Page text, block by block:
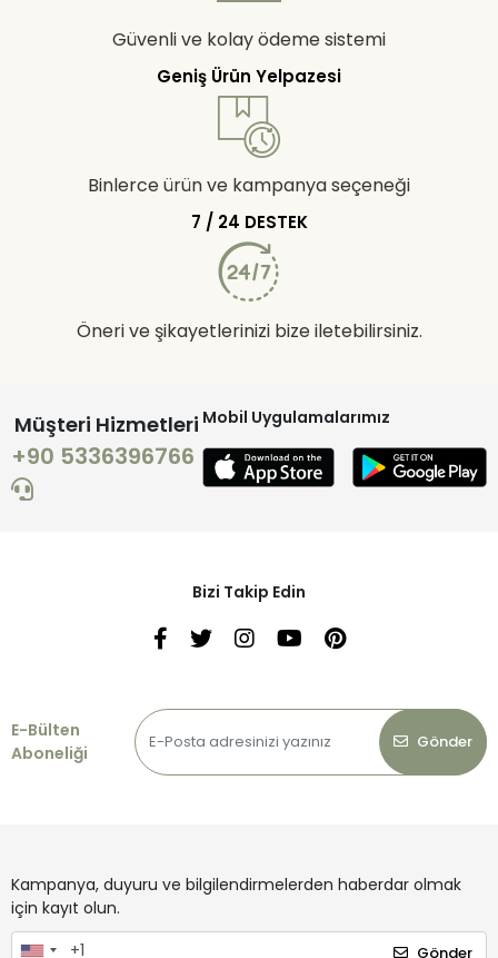
Güvenli ve kolay ödeme sistemi
Geniş Ürün Yelpazesi
Binlerce ürün ve kampanya seçeneği
7 / 24 DESTEK
Öneri ve şikayetlerinizi bize iletebilirsiniz.
Müşteri Hizmetleri
+90 5336396766
Mobil Uygulamalarımız
Bizi Takip Edin
E-Bülten
Aboneliği
Gönder
Kampanya, duyuru ve bilgilendirmelerden haberdar olmak
için kayıt olun.
Gönder